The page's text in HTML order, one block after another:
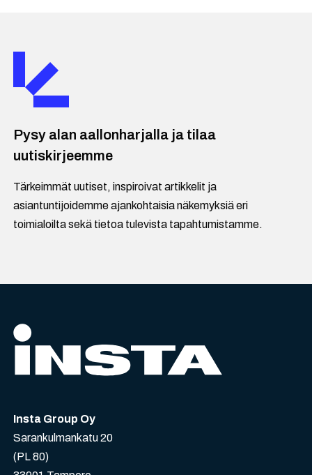
Pysy alan aallonharjalla ja tilaa
uutiskirjeemme
Tärkeimmät uutiset, inspiroivat artikkelit ja
asiantuntijoidemme ajankohtaisia näkemyksiä eri
toimialoilta sekä tietoa tulevista tapahtumistamme.
Insta Group Oy
Sarankulmankatu 20
(PL 80)